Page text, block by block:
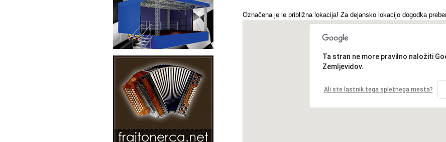
Označena je le približna lokacija! Za dejansko lokacijo dogodka
Ta stran ne more pravilno naložiti
Zemljevidov.
Ali ste lastnik tega spletnega mesta?